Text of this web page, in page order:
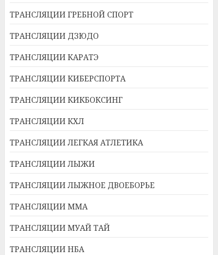
ТРАНСЛЯЦИИ ГРЕБНОЙ СПОРТ
ТРАНСЛЯЦИИ ДЗЮДО
ТРАНСЛЯЦИИ КАРАТЭ
ТРАНСЛЯЦИИ КИБЕРСПОРТА
ТРАНСЛЯЦИИ КИКБОКСИНГ
ТРАНСЛЯЦИИ КХЛ
ТРАНСЛЯЦИИ ЛЕГКАЯ АТЛЕТИКА
ТРАНСЛЯЦИИ ЛЫЖИ
ТРАНСЛЯЦИИ ЛЫЖНОЕ ДВОЕБОРЬЕ
ТРАНСЛЯЦИИ ММА
ТРАНСЛЯЦИИ МУАЙ ТАЙ
ТРАНСЛЯЦИИ НБА